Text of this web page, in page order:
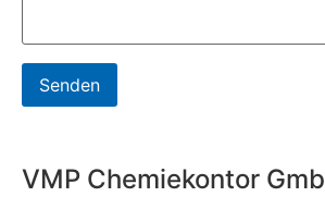
VMP Chemiekontor